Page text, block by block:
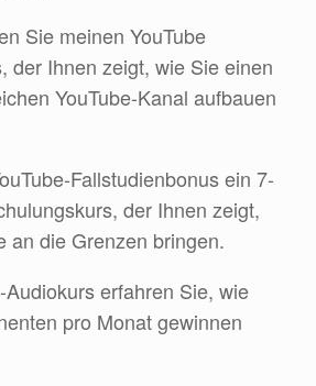
Sie meinen YouTube
der Ihnen zeigt, wie Sie einen
YouTube-Kanal aufbauen
Fallstudienbonus ein 7-
der Ihnen zeigt,
an die Grenzen bringen.
erfahren Sie, wie
pro Monat gewinnen